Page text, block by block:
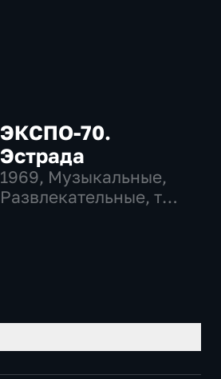
ЭКСПО-70.
Эстрада
1969, Музыкальные,
Развлекательные, тВ